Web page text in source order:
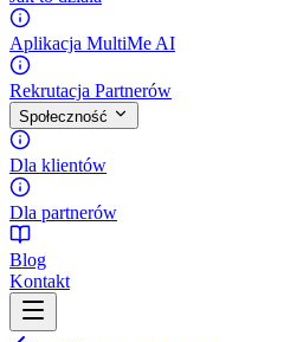
Aplikacja MultiMe AI
Rekrutacja Partnerów
Społeczność
Dla klientów
Dla partnerów
Blog
Kontakt